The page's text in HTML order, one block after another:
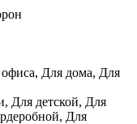
Для дома, Для
Для детской, Для
Для